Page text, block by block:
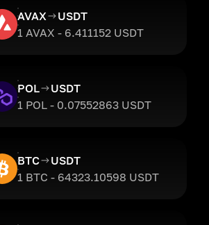
AVAX
USDT
1 AVAX - 6.411152 USDT
POL
USDT
1 POL - 0.07552863 USDT
BTC
USDT
1 BTC - 64323.10598 USDT